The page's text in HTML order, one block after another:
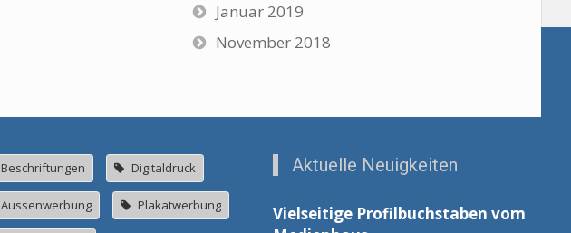
Januar 2019
November 2018
Beschriftungen Digitaldruck
Aussenwerbung Plakatwerbung
Aktuelle Neuigkeiten
Vielseitige Profilbuchstaben vom